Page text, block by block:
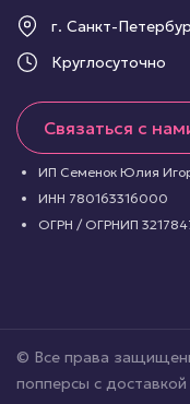
г. Санкт-
Круглосуточно
Связаться с
ИП Семенок Юлия
ИНН 780163316000
ОГРН / ОГРНИП
© Все права
попперсы с